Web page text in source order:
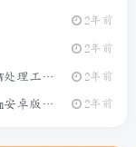
2年前
模拟定位
2年前
）介绍 2年前
版介绍 2年前